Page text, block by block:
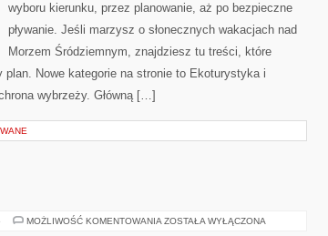
wyboru kierunku, przez planowanie, aż po bezpieczne
pływanie. Jeśli marzysz o słonecznych wakacjach nad
Morzem Śródziemnym, znajdziesz tu treści, które
plan. Nowe kategorie na stronie to Ekoturystyka i
wybrzeży. Główną […]
MOŻLIWOŚĆ KOMENTOWANIA KONIN
ZOSTAŁA WYŁĄCZONA